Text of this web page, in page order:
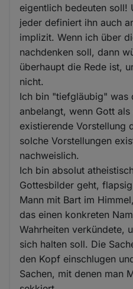
eigentlich bedeuten soll!
jeder definiert ihn auch
implizit. Wenn ich über
nachdenken soll, dann
überhaupt die Rede ist,
nicht.
Ich bin "tiefgläubig" was
anbelangt, wenn Gott
existierende Vorstellung
solche Vorstellungen
nachweislich.
Ich bin absolut
Gottesbilder geht,
Mann mit Bart im
das einen konkreten
Wahrheiten verkündete,
sich halten soll. Die
den Kopf einschlugen
Sachen, mit denen man